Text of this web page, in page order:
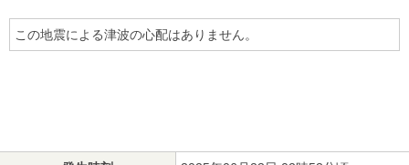
この地震による津波の心配はありません。